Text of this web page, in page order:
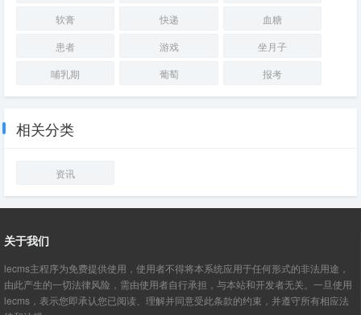
软膏
快递
血糖
患者
游戏
坐月子
哺乳期
葡萄 报考
相关分类
资讯
关于我们
lecms主程序为免费提供使用，使用者不得将本系统应用于任何形式的非法用途，
由此产生的一切法律风险，需由使用者自行承担，与本站和开发者无关。一旦使用
lecms，表示您即承认您已阅读、理解并同意受此条款的约束，并遵守所有相应法